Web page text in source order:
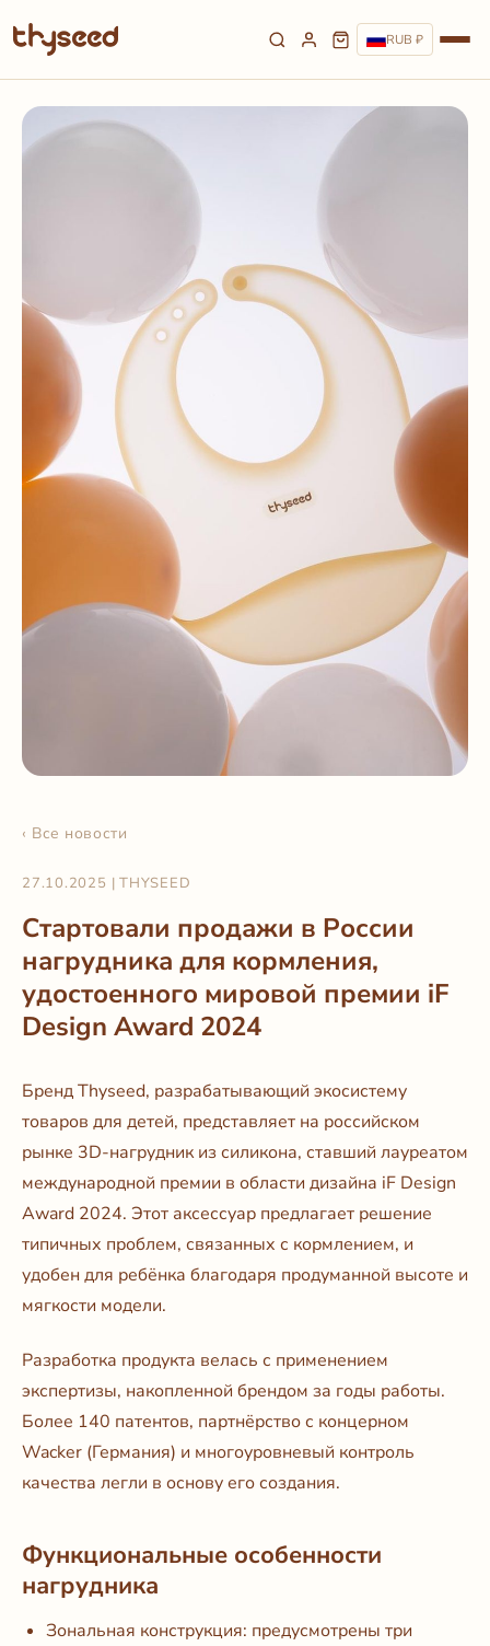
RUB ₽
‹ Все новости
27.10.2025 | THYSEED
Стартовали продажи в России
нагрудника для кормления,
удостоенного мировой премии iF
Design Award 2024
Бренд Thyseed, разрабатывающий экосистему
товаров для детей, представляет на российском
рынке 3D-нагрудник из силикона, ставший лауреатом
международной премии в области дизайна iF Design
Award 2024. Этот аксессуар предлагает решение
типичных проблем, связанных с кормлением, и
удобен для ребёнка благодаря продуманной высоте и
мягкости модели.
Разработка продукта велась с применением
экспертизы, накопленной брендом за годы работы.
Более 140 патентов, партнёрство с концерном
Wacker (Германия) и многоуровневый контроль
качества легли в основу его создания.
Функциональные особенности
нагрудника
Зональная конструкция: предусмотрены три